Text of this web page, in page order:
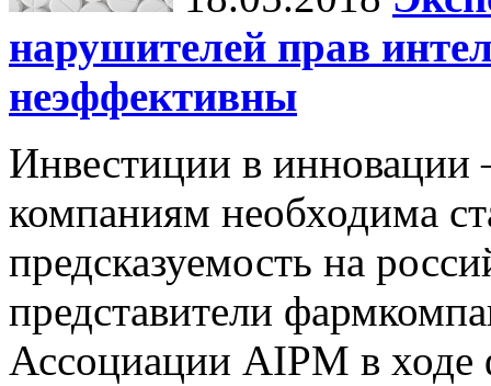
нарушителей прав
неэффективны
Инвестиции в
компаниям необходима
предсказуемость на
представители
Ассоциации AIPM в ходе